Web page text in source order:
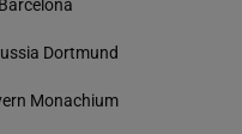
Dortmund
Monachium